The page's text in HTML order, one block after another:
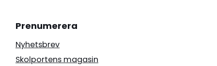
Prenumerera
Nyhetsbrev
Skolportens magasin